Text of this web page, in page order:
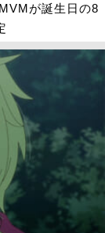
が誕生日の8